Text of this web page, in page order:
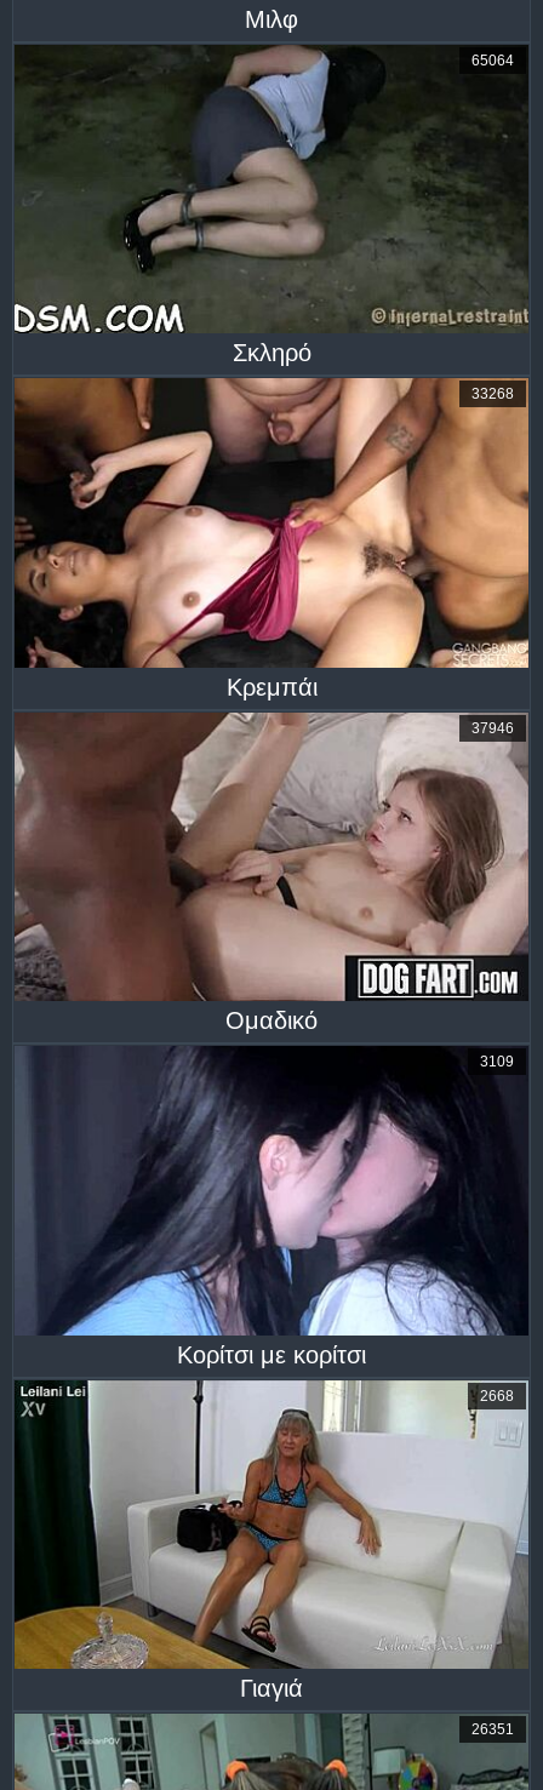
Μιλφ
65064
Σκληρό
33268
Κρεμπάι
37946
Ομαδικό
3109
Κορίτσι με κορίτσι
2668
Γιαγιά
26351